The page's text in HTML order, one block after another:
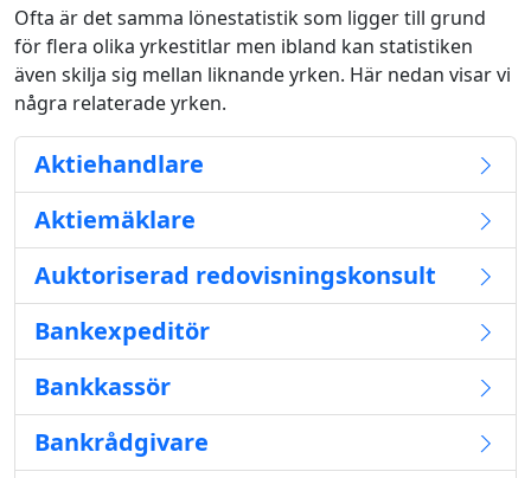
Ofta är det samma lönestatistik som ligger till grund
för flera olika yrkestitlar men ibland kan statistiken
även skilja sig mellan liknande yrken. Här nedan visar vi
några relaterade yrken.
Aktiehandlare
Aktiemäklare
Auktoriserad redovisningskonsult
Bankexpeditör
Bankkassör
Bankrådgivare